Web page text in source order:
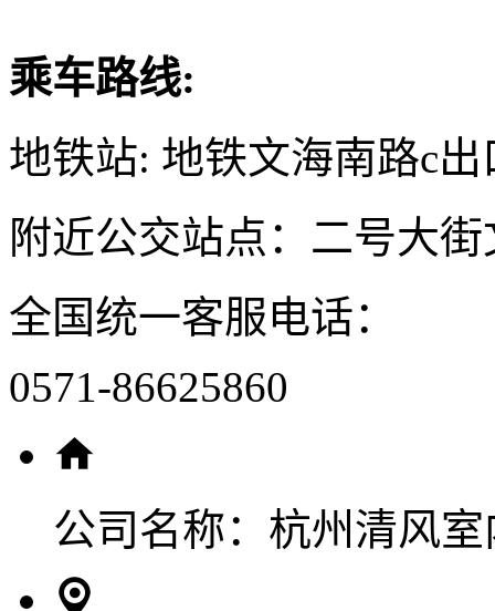
乘车路线:
地铁站: 地铁文海南路c出
附近公交站点：二号大
全国统一客服电话：
0571-86625860
公司名称： 杭州清风